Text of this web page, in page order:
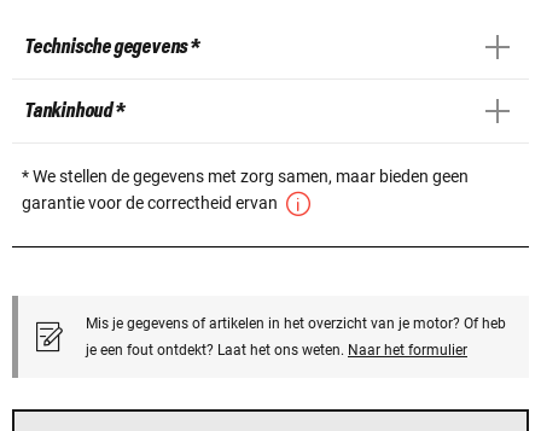
Technische gegevens *
Tankinhoud *
* We stellen de gegevens met zorg samen, maar bieden geen
garantie voor de correctheid ervan
Mis je gegevens of artikelen in het overzicht van je motor? Of heb
je een fout ontdekt? Laat het ons weten. Naar het formulier